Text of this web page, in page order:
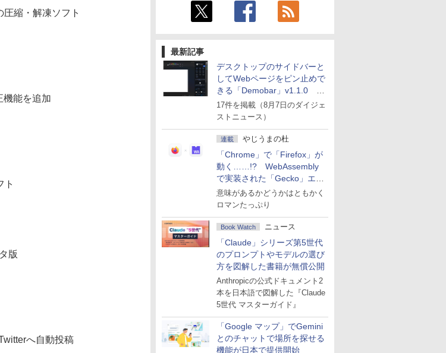
最新記事
デスクトップのサイドバーと
してWebページをピン止めで
きる「Demobar」v1.1.0 ほ
か
17件を掲載（8月7日のダイジェ
ストニュース）
連載 やじうまの杜
「Chrome」で「Firefox」が
動く……!? WebAssembly
で実装された「Gecko」エン
ジン
意味があるかどうかはともかく
ロマンたっぷり
Book Watch ニュース
「Claude」シリーズ第5世代
のプロンプトやモデルの選び
方を図解した書籍が無償公開
Anthropicの公式ドキュメント2
本を日本語で図解した『Claude
5世代 マスターガイド』
「Google マップ」でGemini
とのチャットで場所を探せる
機能が日本で提供開始
縮・解凍ソフト
機能を追加
ト
版
へ自動投稿